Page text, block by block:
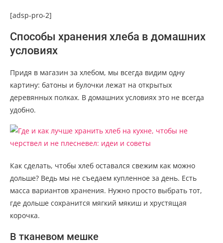
[adsp-pro-2]
Способы хранения хлеба в домашних
условиях
Придя в магазин за хлебом, мы всегда видим одну
картину: батоны и булочки лежат на открытых
деревянных полках. В домашних условиях это не всегда
удобно.
Как сделать, чтобы хлеб оставался свежим как можно
дольше? Ведь мы не съедаем купленное за день. Есть
масса вариантов хранения. Нужно просто выбрать тот,
где дольше сохранится мягкий мякиш и хрустящая
корочка.
В тканевом мешке